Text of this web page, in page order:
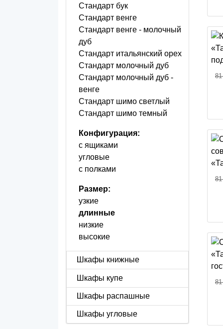
Стандарт бук
Стандарт венге
Стандарт венге - молочный
дуб
Стандарт итальянский орех
Стандарт молочный дуб
Стандарт молочный дуб -
венге
Стандарт шимо светлый
Стандарт шимо темный
Конфигурация:
с ящиками
угловые
с полками
Размер:
узкие
длинные
низкие
высокие
Шкафы книжные
Шкафы купе
Шкафы распашные
Шкафы угловые